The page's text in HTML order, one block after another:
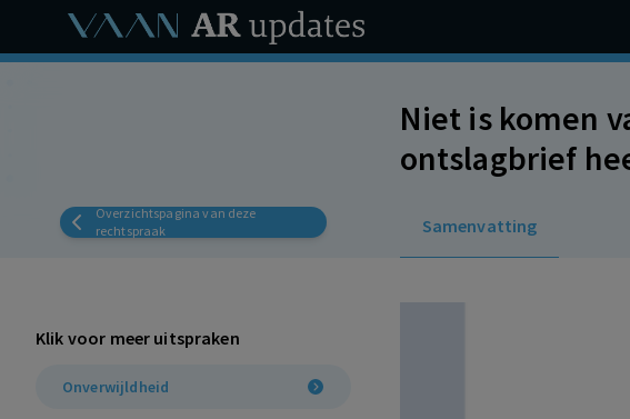
Overzichtspagina van deze
rechtspraak
Niet is komen
ontslagbrief
verhoging en
Samenvatting
Klik voor meer uitspraken
Onverwijldheid